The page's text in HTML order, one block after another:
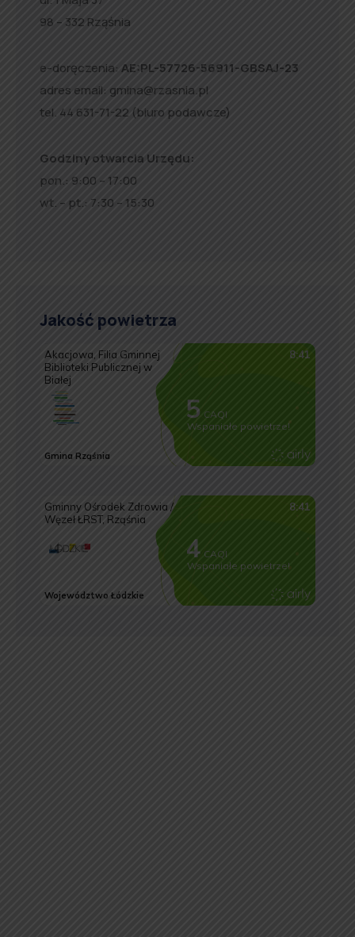
98 – 332 Rząśnia
e-doręczenia: AE:PL-57726-56911-GBSAJ-23
adres email: gmina@rzasnia.pl
tel. 44 631-71-22 (biuro podawcze)
Godziny otwarcia Urzędu:
pon.: 9:00 – 17:00
wt. – pt.: 7:30 – 15:30
Jakość powietrza